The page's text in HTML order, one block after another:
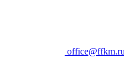
office@ffkm.ru